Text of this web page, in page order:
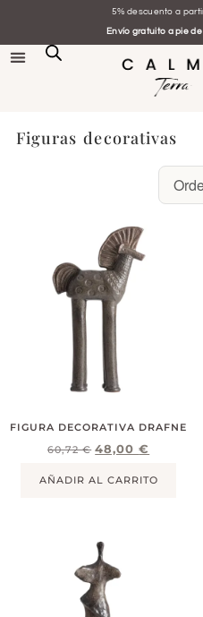
5% descuento a
Envío gratuito a pie
Figuras decorativas
FIGURA DECORATIVA DRAFNE
60,72€ 48,00€
AÑADIR AL CARRITO